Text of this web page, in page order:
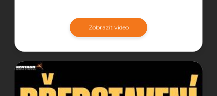
Zobrazit video